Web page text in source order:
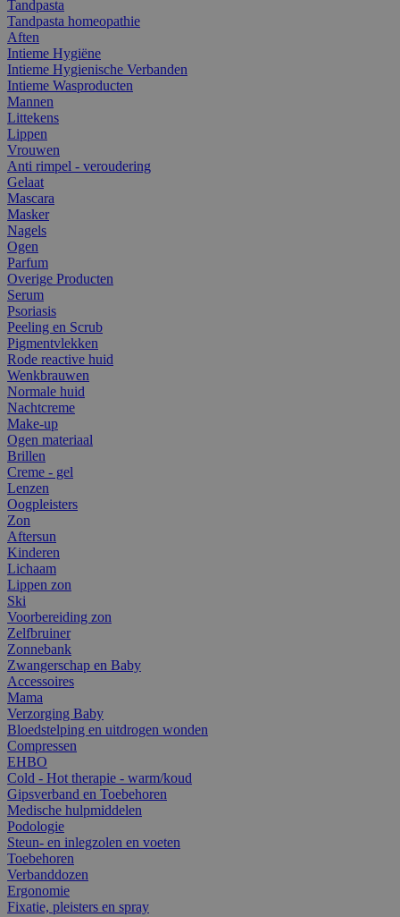
Tandpasta
Tandpasta homeopathie
Aften
Intieme Hygiëne
Intieme Hygienische Verbanden
Intieme Wasproducten
Mannen
Littekens
Lippen
Vrouwen
Anti rimpel - veroudering
Gelaat
Mascara
Masker
Nagels
Ogen
Parfum
Overige Producten
Serum
Psoriasis
Peeling en Scrub
Pigmentvlekken
Rode reactive huid
Wenkbrauwen
Normale huid
Nachtcreme
Make-up
Ogen materiaal
Brillen
Creme - gel
Lenzen
Oogpleisters
Zon
Aftersun
Kinderen
Lichaam
Lippen zon
Ski
Voorbereiding zon
Zelfbruiner
Zonnebank
Zwangerschap en Baby
Accessoires
Mama
Verzorging Baby
Bloedstelping en uitdrogen wonden
Compressen
EHBO
Cold - Hot therapie - warm/koud
Gipsverband en Toebehoren
Medische hulpmiddelen
Podologie
Steun- en inlegzolen en voeten
Toebehoren
Verbanddozen
Ergonomie
Fixatie, pleisters en spray